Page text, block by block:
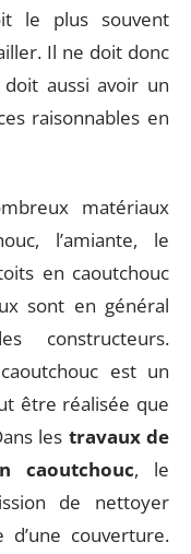
le plus souvent
Il ne doit donc
aussi avoir un
raisonnables en
matériaux
l’amiante, le
en caoutchouc
sont en général
constructeurs.
est un
être réalisée que
les travaux de
caoutchouc, le
de nettoyer
couverture.